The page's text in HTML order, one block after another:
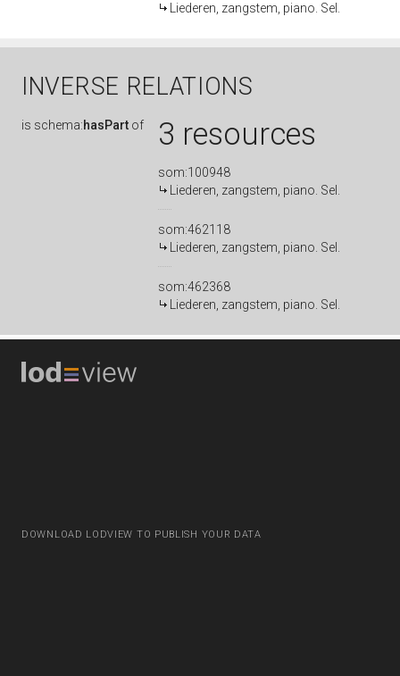
Liederen, zangstem, piano. Sel.
INVERSE RELATIONS
is schema:hasPart of 3 resources
som:100948
Liederen, zangstem, piano. Sel.
som:462118
Liederen, zangstem, piano. Sel.
som:462368
Liederen, zangstem, piano. Sel.
DOWNLOAD LODVIEW TO PUBLISH YOUR DATA